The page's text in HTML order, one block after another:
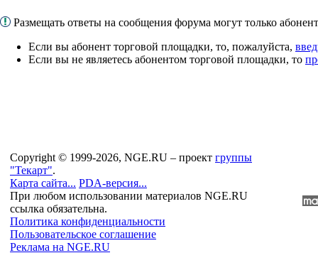
Размещать ответы на сообщения форума могут только
Если вы абонент торговой площадки, то, пожалуйста,
Если вы не являетесь абонентом торговой площадки, то
Copyright © 1999-2026, NGE.RU – проект группы
"Текарт".
Карта сайта... PDA-версия...
При любом использовании материалов NGE.RU
ссылка обязательна.
Политика конфиденциальности
Пользовательское соглашение
Реклама на NGE.RU